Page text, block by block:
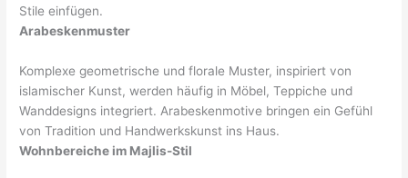
Stile einfügen.
Arabeskenmuster
Komplexe geometrische und florale Muster, inspiriert von
islamischer Kunst, werden häufig in Möbel, Teppiche und
Wanddesigns integriert. Arabeskenmotive bringen ein Gefühl
von Tradition und Handwerkskunst ins Haus.
Wohnbereiche im Majlis-Stil